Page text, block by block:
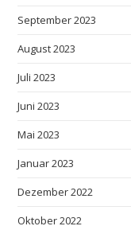
September 2023
August 2023
Juli 2023
Juni 2023
Mai 2023
Januar 2023
Dezember 2022
Oktober 2022